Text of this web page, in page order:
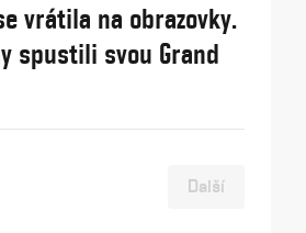
vrátila na obrazovky.
spustili svou Grand
Další